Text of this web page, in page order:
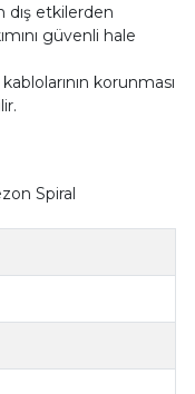
dış etkilerden
güvenli hale
korunması
Spiral